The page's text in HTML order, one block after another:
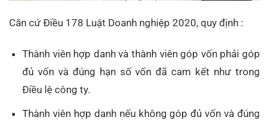
Căn cứ Điều 178 Luật Doanh nghiệp 2020, quy định :
Thành viên hợp danh và thành viên góp vốn phải góp
đủ vốn và đúng hạn số vốn đã cam kết như trong
Điều lệ công ty.
Thành viên hợp danh nếu không góp đủ vốn và đúng